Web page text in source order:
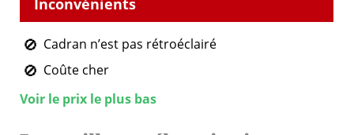
Cadran n’est pas rétroéclairé
Coûte cher
Voir le prix le plus bas